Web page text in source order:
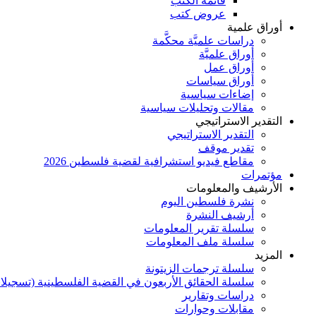
عروض كتب
أوراق علمية
دراسات علميَّة محكَّمة
أوراق علميَّة
أوراق عمل
أوراق سياسات
إضاءات سياسية
مقالات وتحليلات سياسية
التقدير الاستراتيجي
التقدير الاستراتيجي
تقدير موقف
مقاطع فيديو استشرافية لقضية فلسطين 2026
مؤتمرات
الأرشيف والمعلومات
نشرة فلسطين اليوم
أرشيف النشرة
سلسلة تقرير المعلومات
سلسلة ملف المعلومات
المزيد
سلسلة ترجمات الزيتونة
سلسلة الحقائق الأربعون في القضية الفلسطينية
دراسات وتقارير
مقابلات وحوارات